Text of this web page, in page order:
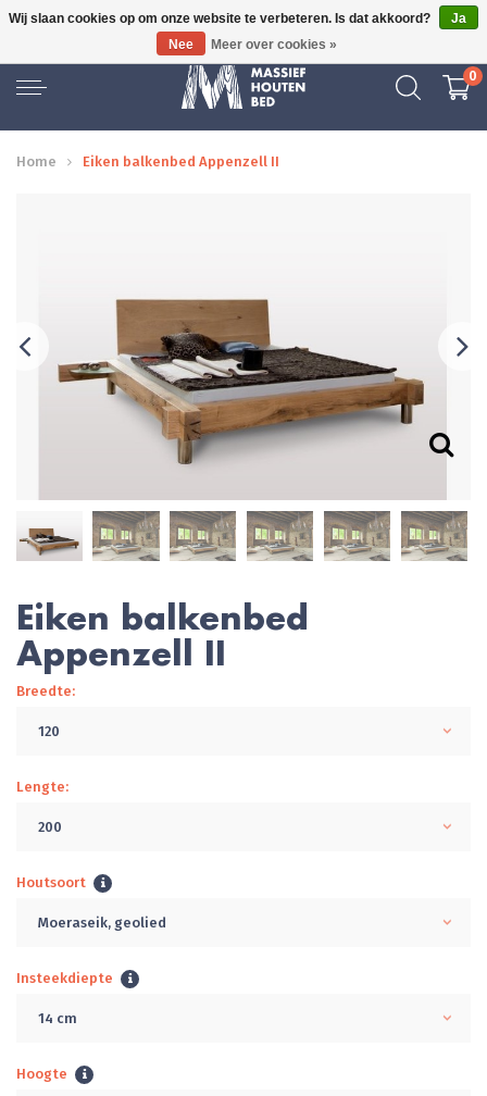
GRATIS BEZORGD
0
Home Eiken balkenbed Appenzell II
Eiken balkenbed
Appenzell II
Breedte:
120
Lengte:
200
Houtsoort
Moeraseik, geolied
Insteekdiepte
14 cm
Hoogte
Wij slaan cookies op om onze website te verbeteren. Is dat akkoord?
Ja
Nee
Meer over cookies »